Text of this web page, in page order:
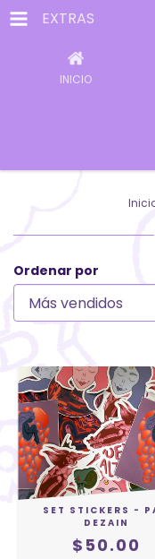
EXTRAS
INICIO
Ordenar por
SET STICKERS -
DEZAIN
$50.00